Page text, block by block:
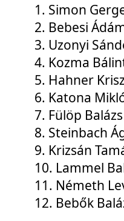
1. Simon
2. Bebesi
3. Uzonyi
4. Kozma
5. Hahner
6. Katona
7. Fülöp Balázs
8. Steinbach
9. Krizsán
10. Lammel
11. Németh
12. Bebők